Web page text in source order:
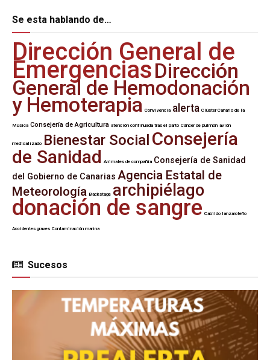
Se esta hablando de…
Dirección General de
EmergenciasDirección
General de Hemodonación
y Hemoterapia Convivencia alerta Clúster Canario de la
Música Consejería de Agricultura atención continuada tras el parto Cáncer de pulmón avión
medicalizado Bienestar Social Consejería
de Sanidad Animales de compañía Consejería de Sanidad
del Gobierno de Canarias Agencia Estatal de
Meteorología Backstage archipiélago
donación de sangre Cabildo lanzaroteño
Accidentes graves Contaminación marina
Sucesos